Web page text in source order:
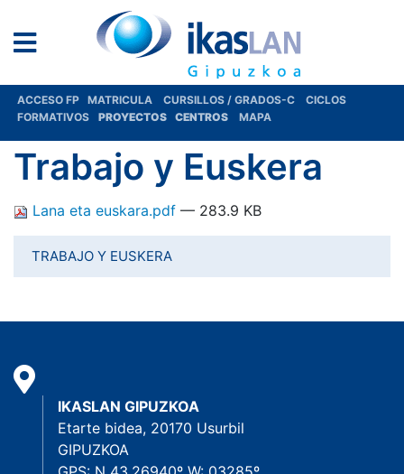
ACCESO FP MATRICULA CURSILLOS / GRADOS-C
CICLOS
FORMATIVOS
PROYECTOS CENTROS MAPA
Trabajo y Euskera
Lana eta euskara.pdf — 283.9 KB
TRABAJO Y EUSKERA
IKASLAN GIPUZKOA
Etarte bidea, 20170 Usurbil
GIPUZKOA